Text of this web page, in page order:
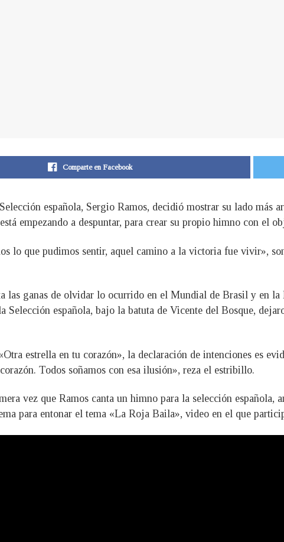
Comparte en Facebook
española, Sergio Ramos, decidió mostrar su lado más
empezando a despuntar, para crear su propio himno con el
lo que pudimos sentir, aquel camino a la victoria fue vivir»,
las ganas de olvidar lo ocurrido en el Mundial de Brasil y en
Selección española, bajo la batuta de Vicente del Bosque,
estrella en tu corazón», la declaración de intenciones es
Todos soñamos con esa ilusión», reza el estribillo.
vez que Ramos canta un himno para la selección
para entonar el tema «La Roja Baila», video en el que